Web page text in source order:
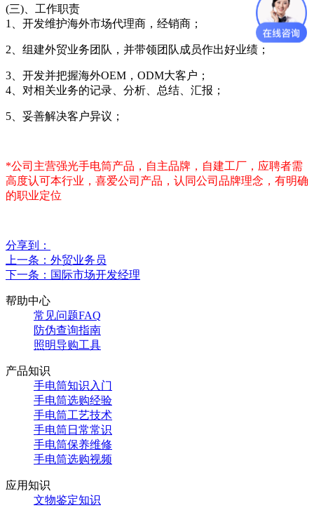
(三)、工作职责
1、开发维护海外市场代理商，经销商；
2、组建外贸业务团队，并带领团队成员作出好业绩；
3、开发并把握海外OEM，ODM大客户；
4、对相关业务的记录、分析、总结、汇报；
5、妥善解决客户异议；
*公司主营强光手电筒产品，自主品牌，自建工厂，应聘者需
高度认可本行业，喜爱公司产品，认同公司品牌理念，有明确
的职业定位
分享到：
上一条：外贸业务员
下一条：国际市场开发经理
帮助中心
常见问题FAQ
防伪查询指南
照明导购工具
产品知识
手电筒知识入门
手电筒选购经验
手电筒工艺技术
手电筒日常常识
手电筒保养维修
手电筒选购视频
应用知识
文物鉴定知识